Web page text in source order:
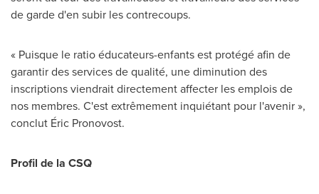
de garde d'en subir les contrecoups.
« Puisque le ratio éducateurs-enfants est protégé afin de
garantir des services de qualité, une diminution des
inscriptions viendrait directement affecter les emplois de
nos membres. C'est extrêmement inquiétant pour l'avenir »,
conclut Éric Pronovost.
Profil de la CSQ